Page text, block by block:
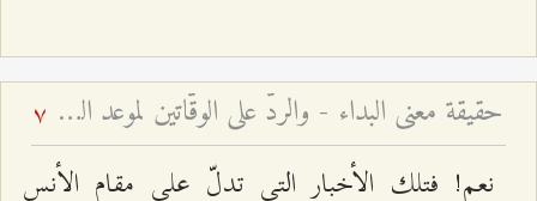
حقيقة معنى البداء - والردّ على الوقّاتين لموعد الظهور 7
نعم! فتلك الأخبار التي تدلّ على مقام الأنس